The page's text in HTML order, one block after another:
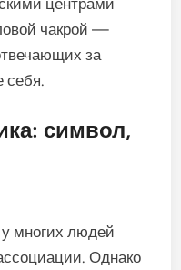
чакрой —
за
себя.
символ,
многих людей
Однако